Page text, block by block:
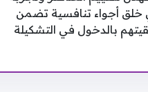
خلق أجواء تنافسية تضمن
بالدخول في التشكيلة